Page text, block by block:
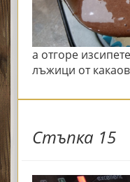
а отгоре
лъжици от
Стъпка 15